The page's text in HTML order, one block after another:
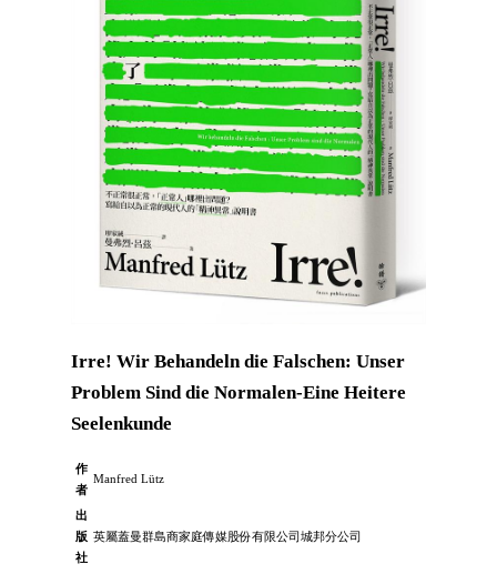
Irre! Wir Behandeln die Falschen: Unser
Problem Sind die Normalen-Eine Heitere
Seelenkunde
作
者
Manfred Lütz
出
版
社
英屬蓋曼群島商家庭傳媒股份有限公司城邦分公司